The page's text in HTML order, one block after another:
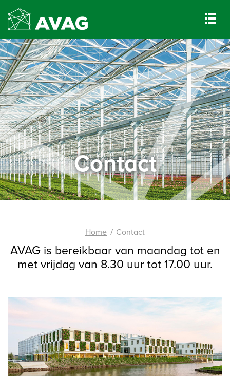
Contact
Home Contact
AVAG is bereikbaar van maandag tot en
met vrijdag van 8.30 uur tot 17.00 uur.